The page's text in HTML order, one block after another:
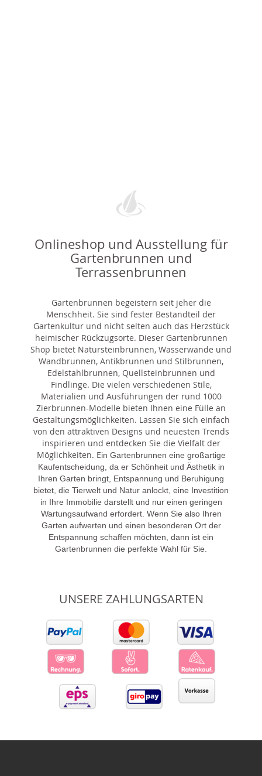
Onlineshop und Ausstellung für
Gartenbrunnen und
Terrassenbrunnen
Gartenbrunnen begeistern seit jeher die
Menschheit. Sie sind fester Bestandteil der
Gartenkultur und nicht selten auch das Herzstück
heimischer Rückzugsorte. Dieser Gartenbrunnen
Shop bietet Natursteinbrunnen, Wasserwände und
Wandbrunnen, Antikbrunnen und Stilbrunnen,
Edelstahlbrunnen, Quellsteinbrunnen und
Findlinge. Die vielen verschiedenen Stile,
Materialien und Ausführungen der rund 1000
Zierbrunnen-Modelle bieten Ihnen eine Fülle an
Gestaltungsmöglichkeiten. Lassen Sie sich einfach
von den attraktiven Designs und neuesten Trends
inspirieren und entdecken Sie die Vielfalt der
Möglichkeiten. Ein Gartenbrunnen eine großartige
Kaufentscheidung, da er Schönheit und Ästhetik in
Ihren Garten bringt, Entspannung und Beruhigung
bietet, die Tierwelt und Natur anlockt, eine Investition
in Ihre Immobilie darstellt und nur einen geringen
Wartungsaufwand erfordert. Wenn Sie also Ihren
Garten aufwerten und einen besonderen Ort der
Entspannung schaffen möchten, dann ist ein
Gartenbrunnen die perfekte Wahl für Sie.
UNSERE ZAHLUNGSARTEN